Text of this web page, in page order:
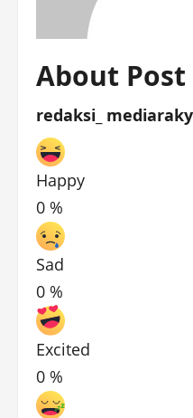
About
redaksi_
Happy
0 %
Sad
0 %
Excited
0 %